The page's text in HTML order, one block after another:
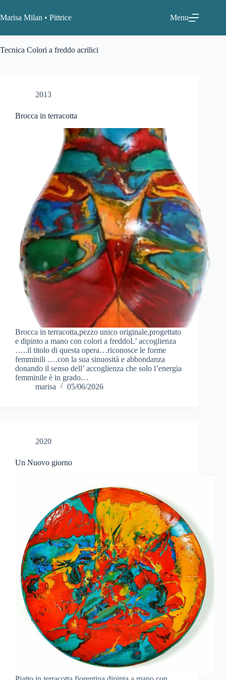
al
contenuto
Marisa Milan • Pittrice Menu
Tecnica Colori a freddo acrilici
2013
Brocca in terracotta
Brocca in terracotta,pezzo unico originale,progettato
e dipinto a mano con colori a freddoL’ accoglienza
…..il titolo di questa opera…riconosce le forme
femminili ….con la sua sinuosità e abbondanza
donando il senso dell’ accoglienza che solo l’energia
femminile è in grado…
marisa
05/06/2026
2020
Un Nuovo giorno